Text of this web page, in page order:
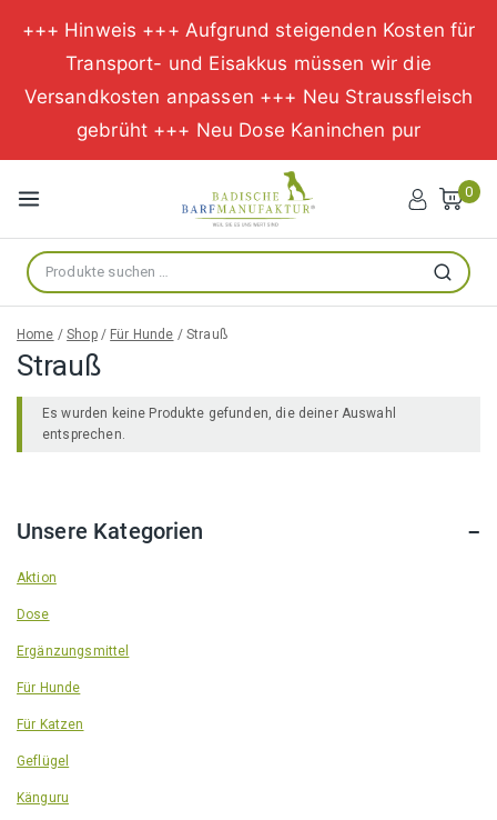
+++ Hinweis +++ Aufgrund steigenden Kosten für
Transport- und Eisakkus müssen wir die
Versandkosten anpassen +++ Neu Straussfleisch
gebrüht +++ Neu Dose Kaninchen pur
Inhalt
springen
0
Suche
nach:
Suchen
Home / Shop / Für Hunde / Strauß
Strauß
Es wurden keine Produkte gefunden, die deiner Auswahl
entsprechen.
Unsere Kategorien
Aktion
Dose
Ergänzungsmittel
Für Hunde
Für Katzen
Geflügel
Känguru